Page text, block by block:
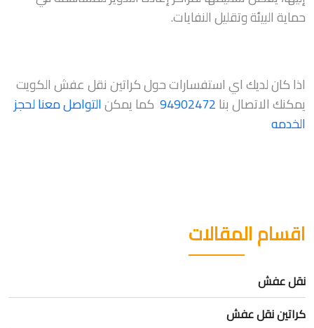
اقسام المقالات
نقل عفش
كراتين نقل عفش
حماية البيئة وتقليل النفايات.
اذا كان لديك اي استفسارات حول كراتين نقل عفش الكويت
يمكنك الاتصال بنا94902472 كما يمكنالتواصل معنا لحجز
الخدمه